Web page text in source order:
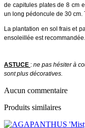
de capitules plates de 8 cm
un long pédoncule de 30 cm.
La plantation en sol frais et
ensoleillée est recommandée.
ASTUCE : ne pas hésiter à
sont plus décoratives.
Aucun commentaire
Produits similaires